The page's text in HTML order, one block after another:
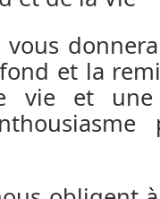
vous
et la
vie et une